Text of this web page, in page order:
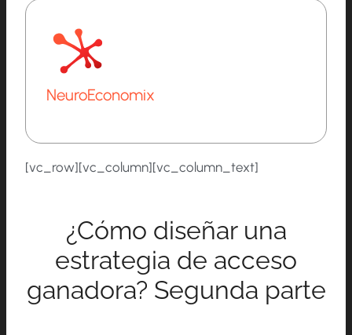
NeuroEconomix
[vc_row][vc_column][vc_column_text]
¿Cómo diseñar una
estrategia de acceso
ganadora? Segunda parte